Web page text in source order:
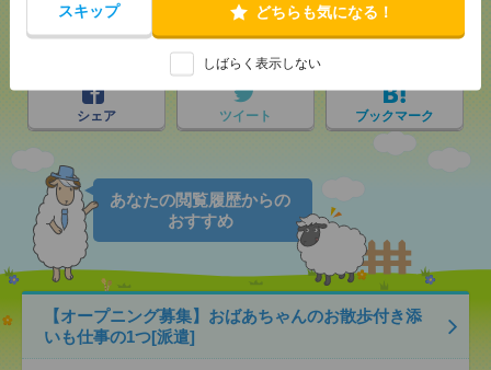
スキップ どちらも気になる！
しばらく表示しない
メールで送る LINEで送る
シェア ツイート ブックマーク
あなたの閲覧履歴からの
おすすめ
【オープニング募集】おばあちゃんのお散歩付き添
いも仕事の1つ[派遣]